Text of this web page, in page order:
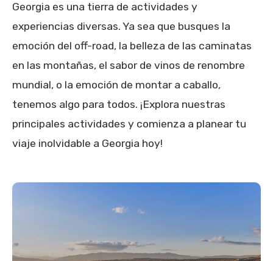
Georgia es una tierra de actividades y
experiencias diversas. Ya sea que busques la
emoción del off-road, la belleza de las caminatas
en las montañas, el sabor de vinos de renombre
mundial, o la emoción de montar a caballo,
tenemos algo para todos. ¡Explora nuestras
principales actividades y comienza a planear tu
viaje inolvidable a Georgia hoy!